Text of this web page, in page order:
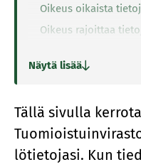
Oikeus oikaista
Oikeus rajoittaa
Näin teet
Työnhaku
Vierailu
Näytä lisää
Tällä si­vul­la
lö­tie­to­jasi. Kun